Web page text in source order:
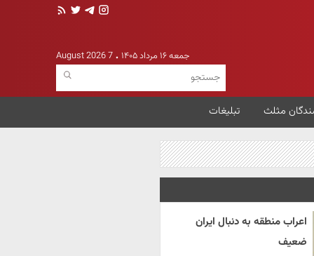
جمعه ۱۶ مرداد ۱۴۰۵ 7 August 2026
مثلث تبلیغات
اعراب منطقه به دنبال ایران
ضعیف